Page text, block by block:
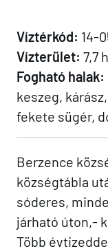
Víztérkód: 14-
Vízterület: 7,7
Fogható halak:
keszeg,
fekete sügér,
Berzence
községtábla
sóderes,
járható úton,-
Több